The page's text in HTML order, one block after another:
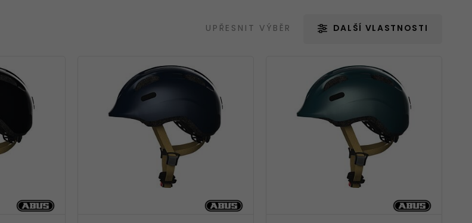
Péče o tělo
Literatura
UPŘESNIT VÝBĚR DALŠÍ VLASTNOSTI